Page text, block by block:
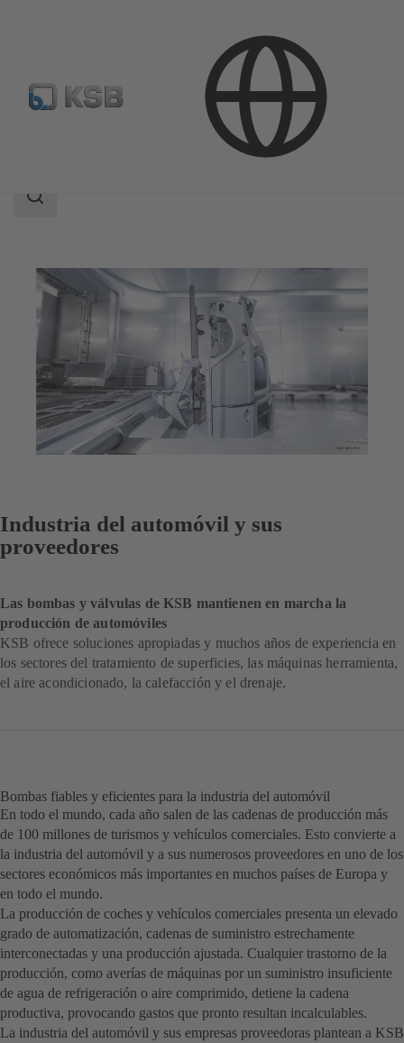
Industria del automóvil
Área
Industria del automóvil y sus
proveedores
Las bombas y válvulas de KSB mantienen en marcha la
producción de automóviles
KSB ofrece soluciones apropiadas y muchos años de experiencia en
los sectores del tratamiento de superficies, las máquinas herramienta,
el aire acondicionado, la calefacción y el drenaje.
Bombas fiables y eficientes para la industria del automóvil
En todo el mundo, cada año salen de las cadenas de producción más
de 100 millones de turismos y vehículos comerciales. Esto convierte a
la industria del automóvil y a sus numerosos proveedores en uno de los
sectores económicos más importantes en muchos países de Europa y
en todo el mundo.
La producción de coches y vehículos comerciales presenta un elevado
grado de automatización, cadenas de suministro estrechamente
interconectadas y una producción ajustada. Cualquier trastorno de la
producción, como averías de máquinas por un suministro insuficiente
de agua de refrigeración o aire comprimido, detiene la cadena
productiva, provocando gastos que pronto resultan incalculables.
La industria del automóvil y sus empresas proveedoras plantean a KSB